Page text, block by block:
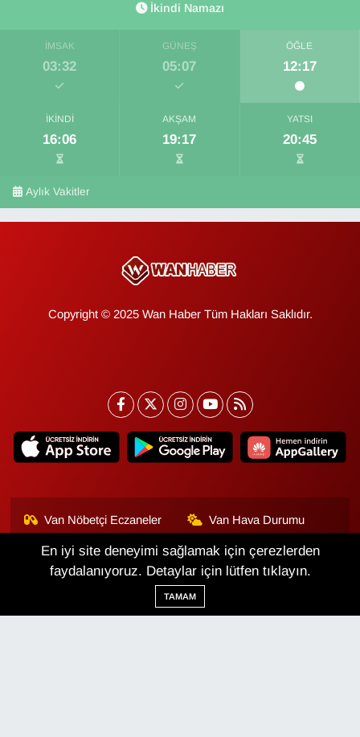
İkindi Namazı
İMSAK
03:32
GÜNEŞ
05:07
ÖĞLE
12:17
İKINDI
16:06
AKŞAM
19:17
YATSI
20:45
Aylık Vakitler
Copyright © 2025 Wan Haber Tüm Hakları Saklıdır.
Van Nöbetçi Eczaneler Van Hava Durumu
Van Namaz Vakitleri
Van Trafik Yoğunluk
Haritası
Puan Durumu ve Fikstür
En iyi site deneyimi sağlamak için çerezlerden
faydalanıyoruz. Detaylar için lütfen tıklayın.
TAMAM